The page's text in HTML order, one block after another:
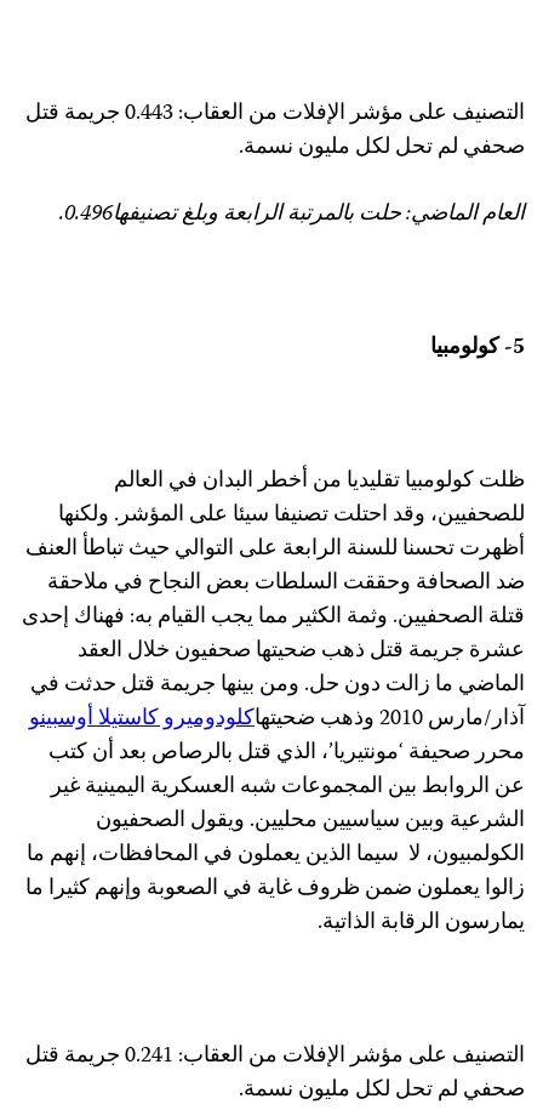
التصنيف على مؤشر الإفلات من العقاب: 0.443 جريمة قتل
صحفي لم تحل لكل مليون نسمة.
العام الماضي: حلت بالمرتبة الرابعة وبلغ تصنيفها0.496.
ظلت كولومبيا تقليديا من أخطر البدان في العالم
للصحفيين، وقد احتلت تصنيفا سيئا على المؤشر. ولكنها
أظهرت تحسنا للسنة الرابعة على التوالي حيث تباطأ العنف
ضد الصحافة وحققت السلطات بعض النجاح في ملاحقة
قتلة الصحفيين. وثمة الكثير مما يجب القيام به: فهناك إحدى
عشرة جريمة قتل ذهب ضحيتها صحفيون خلال العقد
الماضي ما زالت دون حل. ومن بينها جريمة قتل حدثت في
آذار/مارس 2010 وذهب ضحيتها
كلودوميرو كاستيلا أوسبينو
محرر صحيفة ‘مونتيريا’، الذي قتل بالرصاص بعد أن كتب
عن الروابط بين المجموعات شبه العسكرية اليمينية غير
الشرعية وبين سياسيين محليين. ويقول الصحفيون
الكولمبيون، لا سيما الذين يعملون في المحافظات، إنهم ما
زالوا يعملون ضمن ظروف غاية في الصعوبة وإنهم كثيرا ما
يمارسون الرقابة الذاتية.
التصنيف على مؤشر الإفلات من العقاب: 0.241 جريمة قتل
صحفي لم تحل لكل مليون نسمة.